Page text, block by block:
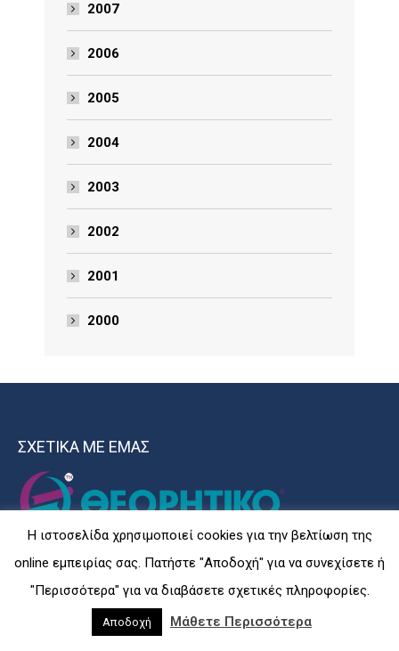
2007
2006
2005
2004
2003
2002
2001
2000
ΣΧΕΤΙΚΑ ΜΕ ΕΜΑΣ
Τα Φροντιστήρια ΘΕΩΡΗΤΙΚΟ έχουν καθιερωθεί εδώ και
περισσότερα από 35 χρόνια στο χώρο της Εκπαίδευσης ως
εφαλτήριο επιτυχίας, αφού η εκπαίδευση που παρέχουν
Η ιστοσελίδα χρησιμοποιεί cookies για την βελτίωση της
online εμπειρίας σας. Πατήστε "Αποδοχή" για να συνεχίσετε ή
"Περισσότερα" για να διαβάσετε σχετικές πληροφορίες.
Αποδοχή Μάθετε Περισσότερα